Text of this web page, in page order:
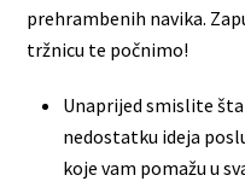
prehrambenih navika.
tržnicu te počnimo!
Unaprijed smislite
nedostatku ideja
koje vam pomažu u